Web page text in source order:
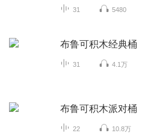
31 5480
布鲁可积木经典桶
31 4.1万
布鲁可积木派对桶
22 10.8万